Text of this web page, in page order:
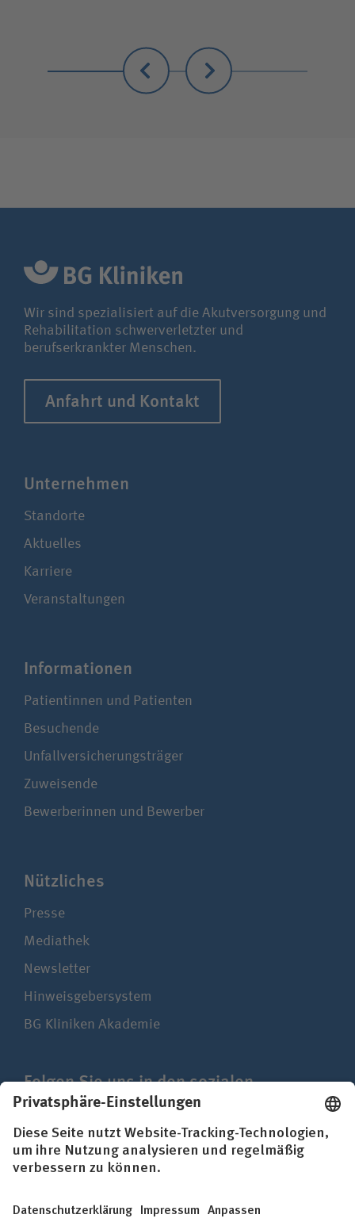
Zurück Weiter
Wir sind spezialisiert auf die Akutversorgung und
Rehabilitation schwerverletzter und
berufserkrankter Menschen.
Anfahrt und Kontakt
Unter­nehmen
Standorte
Aktuelles
Karriere
Veranstaltungen
Infor­ma­tionen
Patientinnen und Patienten
Besuchende
Unfallversicherungsträger
Zuweisende
Bewerberinnen und Bewerber
Nützliches
Presse
Mediathek
Newsletter
Hinweisgebersystem
BG Kliniken Akademie
Folgen Sie uns in den sozialen
Netzwerken